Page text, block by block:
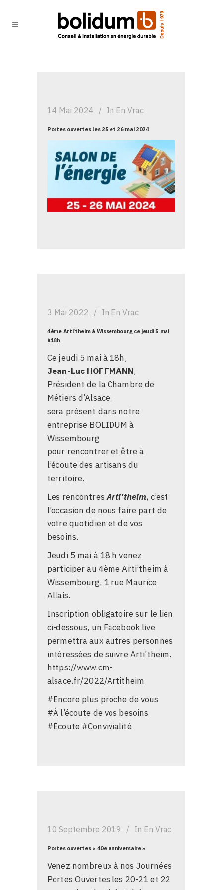
14 Mai 2024 In En Vrac
Portes ouvertes les 25 et 26 mai 2024
3 Mai 2022 In En Vrac
4ème Arti’theim à Wissembourg ce jeudi 5 mai
à18h
Ce jeudi 5 mai à 18h,
Jean-Luc HOFFMANN,
Président de la Chambre de
Métiers d’Alsace,
sera présent dans notre
entreprise BOLIDUM à
Wissembourg
pour rencontrer et être à
l’écoute des artisans du
territoire.
Les rencontresArti’theim, c’est
l’occasion de nous faire part de
votre quotidien et de vos
besoins.
Jeudi 5 mai à 18 h venez
participer au 4ème Arti’theim à
Wissembourg, 1 rue Maurice
Allais.
Inscription obligatoire sur le lien
ci-dessous, un Facebook live
permettra aux autres personnes
intéressées de suivre Arti’theim.
https://www.cm-
alsace.fr/2022/Artitheim
#Encore plus proche de vous
#À l’écoute de vos besoins
#Écoute #Convivialité
10 Septembre 2019 In En Vrac
Portes ouvertes « 40e anniversaire »
Venez nombreux à nos Journées
Portes Ouvertes les 20-21 et 22